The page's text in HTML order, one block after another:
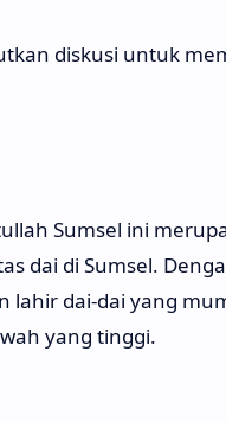
diskusi untuk
Sumsel ini
dai di Sumsel.
lahir dai-dai yang
yang tinggi.